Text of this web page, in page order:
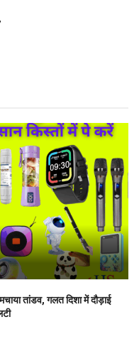
तांडव, गलत दिशा में दौड़ाई